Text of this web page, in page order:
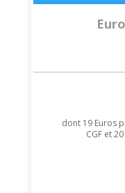
dont 19 Euros
CGF et